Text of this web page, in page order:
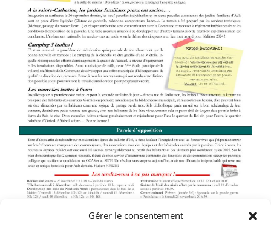
Gérer le consentement